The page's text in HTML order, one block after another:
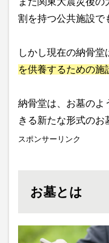
割を持つ公共施設で
しかし現在の納骨堂
を供養するための施
納骨堂は、お墓のよ
きる新たな形式のお
スポンサーリンク
お墓とは